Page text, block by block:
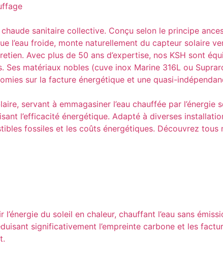
sanitaire collective. Conçu selon le principe
l’eau froide, monte naturellement du capteur solaire
Avec plus de 50 ans d’expertise, nos KSH sont
Ses matériaux nobles (cuve inox Marine 316L ou
sur la facture énergétique et une quasi-
servant à emmagasiner l’eau chauffée par l’énergie
l’efficacité énergétique. Adapté à diverses
fossiles et les coûts énergétiques. Découvrez tous
du soleil en chaleur, chauffant l’eau sans
significativement l’empreinte carbone et les